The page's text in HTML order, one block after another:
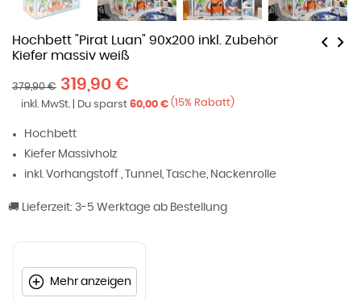
Hochbett "Pirat Luan" 90x200 inkl. Zubehör
Kiefer massiv weiß
Preis
379,90 € 319,90 €
inkl. MwSt. | Du sparst 60,00 € ( 15% Rabatt)
Hochbett
Kiefer Massivholz
inkl. Vorhangstoff , Tunnel, Tasche, Nackenrolle
🚚 Lieferzeit: 3-5 Werktage ab Bestellung
Mehr anzeigen